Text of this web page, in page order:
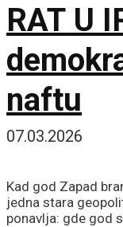
RAT U
naftu
07.03.2026
Kad god Zapad
jedna stara
ponavlja: gde god